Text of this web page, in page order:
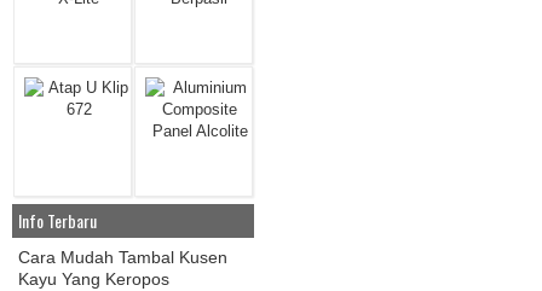
Info Terbaru
Cara Mudah Tambal Kusen
Kayu Yang Keropos